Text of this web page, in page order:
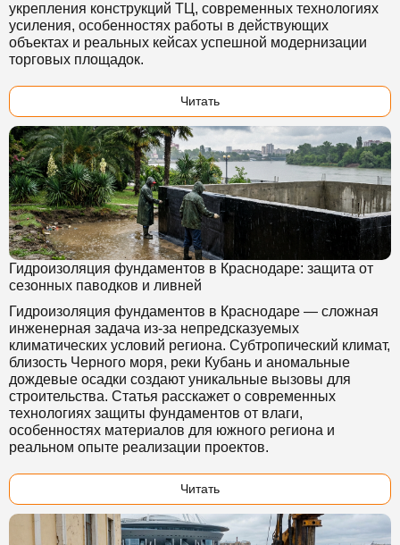
укрепления конструкций ТЦ, современных технологиях
усиления, особенностях работы в действующих
объектах и реальных кейсах успешной модернизации
торговых площадок.
Читать
Гидроизоляция фундаментов в Краснодаре: защита от
сезонных паводков и ливней
Гидроизоляция фундаментов в Краснодаре — сложная
инженерная задача из-за непредсказуемых
климатических условий региона. Субтропический климат,
близость Черного моря, реки Кубань и аномальные
дождевые осадки создают уникальные вызовы для
строительства. Статья расскажет о современных
технологиях защиты фундаментов от влаги,
особенностях материалов для южного региона и
реальном опыте реализации проектов.
Читать